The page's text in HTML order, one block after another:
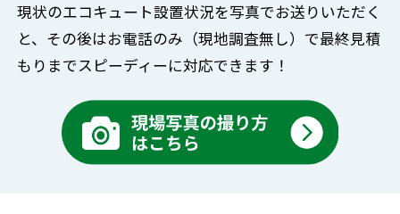
現状のエコキュート設置状況を写真でお送りいただく
と、 その後はお電話のみ（現地調査無し）で最終見積
もりまでスピーディーに対応できます！